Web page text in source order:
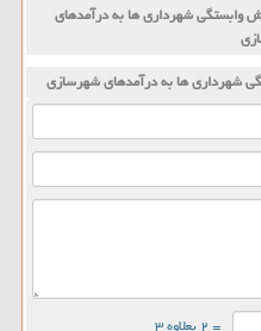
وابستگی شهرداری ها به درآمدهای
شهرداری ها به درآمدهای شهرسازی
= ۲ بعلاوه ۳